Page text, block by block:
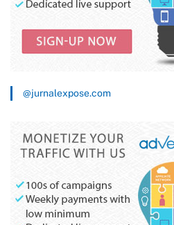
@jurnalexpose.com